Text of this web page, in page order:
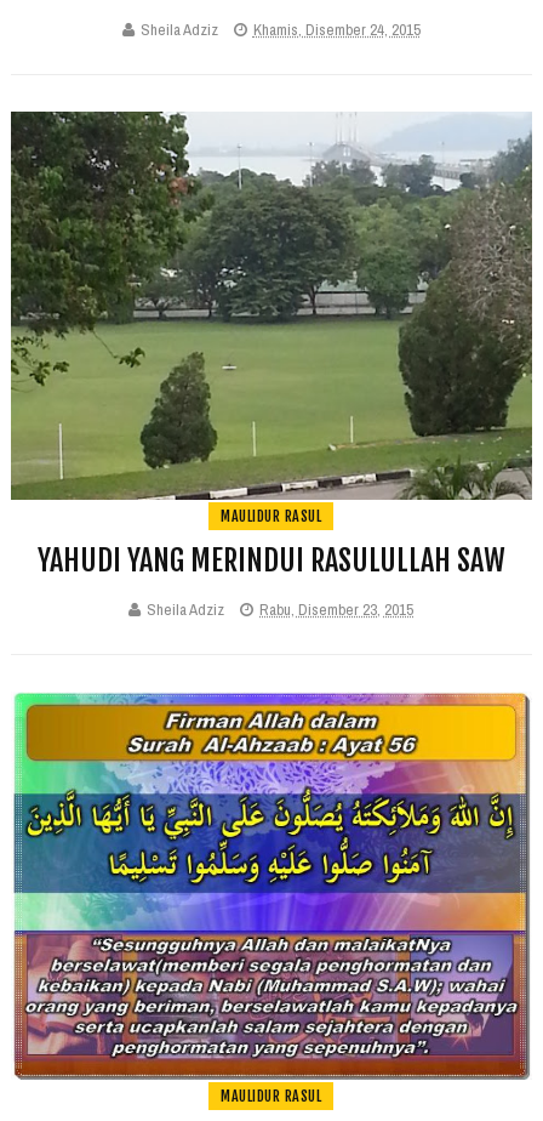
Sheila Adziz Khamis, Disember 24, 2015
MAULIDUR RASUL
YAHUDI YANG MERINDUI RASULULLAH SAW
Sheila Adziz Rabu, Disember 23, 2015
MAULIDUR RASUL